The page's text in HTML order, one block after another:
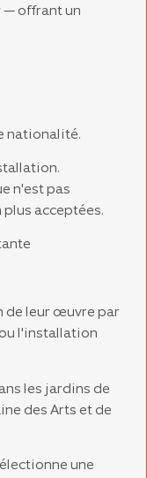
— offrant un
nationalité.
n'est pas
acceptées.
de leur œuvre par
l'installation
les jardins de
des Arts et de
une